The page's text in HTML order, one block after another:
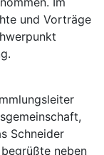
und Vorträge
Schneider
neben